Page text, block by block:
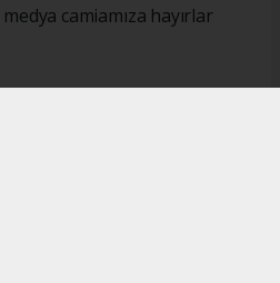
camiamıza hayırlar